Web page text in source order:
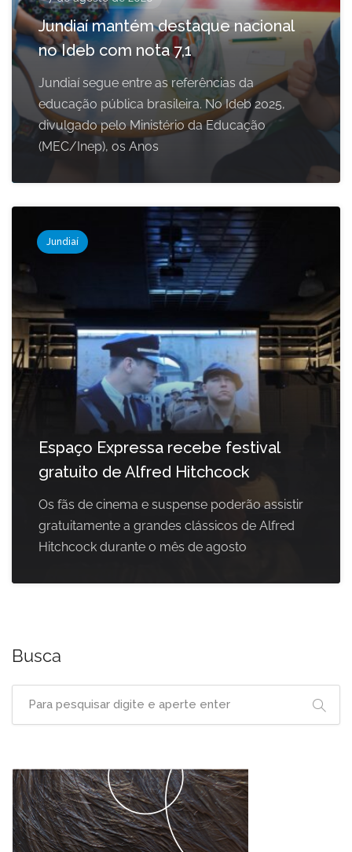
Jundiaí mantém destaque nacional
no Ideb com nota 7,1
Jundiaí segue entre as referências da
educação pública brasileira. No Ideb 2025,
divulgado pelo Ministério da Educação
(MEC/Inep), os Anos
Jundiaí
Espaço Expressa recebe festival
gratuito de Alfred Hitchcock
Os fãs de cinema e suspense poderão assistir
gratuitamente a grandes clássicos de Alfred
Hitchcock durante o mês de agosto
Busca